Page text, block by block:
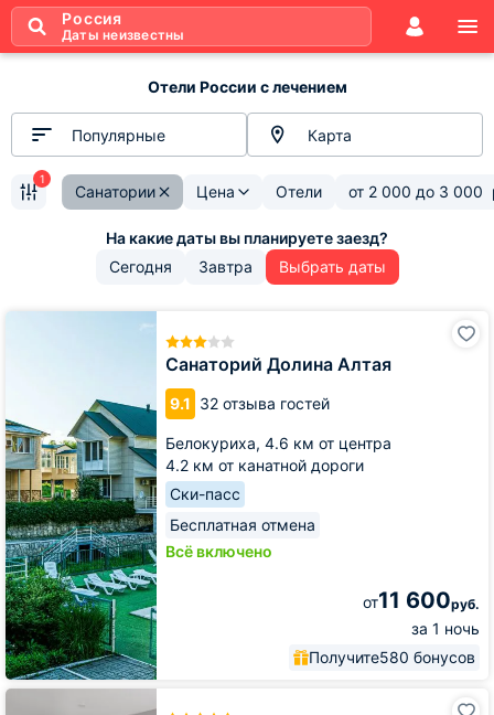
Россия
Даты неизвестны
Отели России с лечением
Популярные Карта
Санатории Цена Отели от 2 000 до 3 000
1
Сегодня Завтра Выбрать даты
Санаторий Долина Алтая
9.1 32 отзыва гостей
Белокуриха, 4.6 км от центра
4.2 км от канатной дороги
Ски-пасс
Бесплатная отмена
Всё включено
от11 600руб.
за 1 ночь
Получите580 бонусов
Санаторий